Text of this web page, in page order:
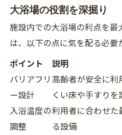
大浴場の役割を深掘り
施設内での大浴場の利点を最
は、以下の点に気を配る必要
ポイント
説明
バリアフリ
ー設計
高齢者が安全に
くい床や手すりを
入浴温度の
調整
利用者に合わせた
る設備